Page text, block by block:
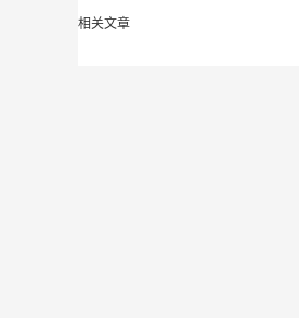
相关文章